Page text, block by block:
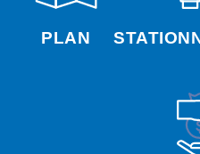
PLAN